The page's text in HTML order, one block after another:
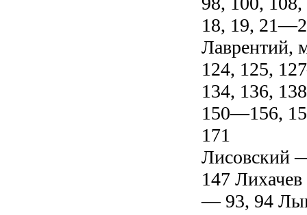
18, 19,
Лаврентий,
124, 125,
134, 136,
150—156,
171
Лисовский
147
— 93, 94